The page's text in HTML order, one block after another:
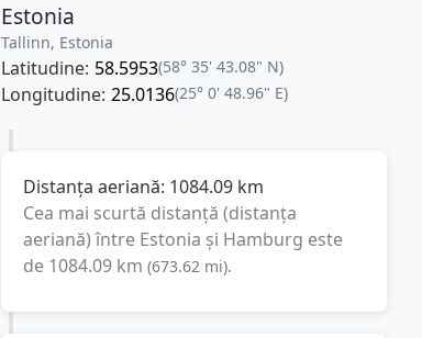
Estonia
Tallinn, Estonia
Latitudine: 58.5953(58° 35' 43.08" N)
Longitudine: 25.0136(25° 0' 48.96" E)
Distanța aeriană: 1084.09 km
Cea mai scurtă distanță (distanța
aeriană) între Estonia și Hamburg este
de 1084.09 km (673.62 mi).